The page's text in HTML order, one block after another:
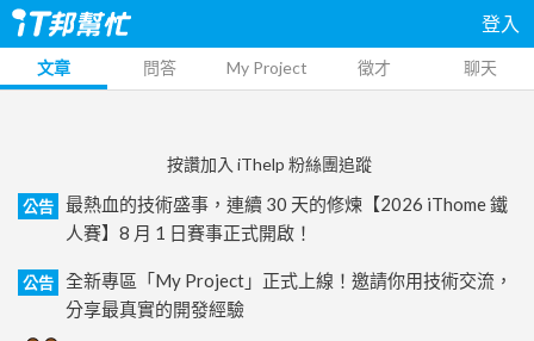
登入
文章 問答 My Project 徵才 聊天
按讚加入 iThelp 粉絲團追蹤
公告
最熱血的技術盛事，連續 30 天的修煉【2026 iThome 鐵
人賽】8 月 1 日賽事正式開啟！
公告
全新專區「My Project」正式上線！邀請你用技術交流，
分享最真實的開發經驗